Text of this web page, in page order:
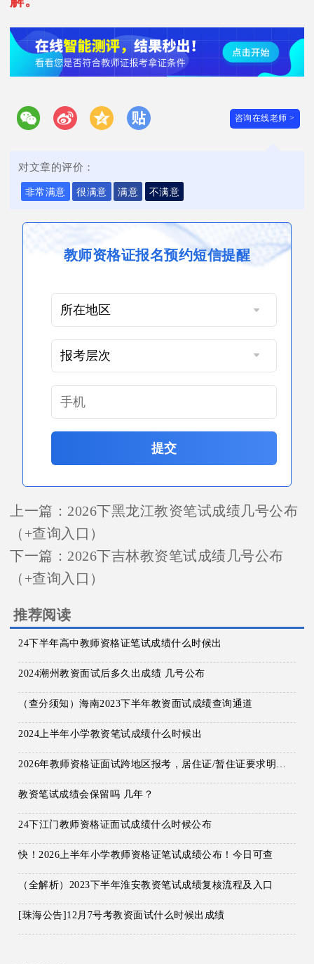
咨询在线老师 >
对文章的评价：
非常满意 很满意 满意 不满意
教师资格证报名预约短信提醒
提交
上一篇： 2026下黑龙江教资笔试成绩几号公布
（+查询入口）
下一篇： 2026下吉林教资笔试成绩几号公布
（+查询入口）
推荐阅读
24下半年高中教师资格证笔试成绩什么时候出
2024潮州教资面试后多久出成绩 几号公布
（查分须知）海南2023下半年教资面试成绩查询通道
2024上半年小学教资笔试成绩什么时候出
教资笔试成绩会保留吗 几年？
24下江门教师资格证面试成绩什么时候公布
快！2026上半年小学教师资格证笔试成绩公布！今日可查
（全解析）2023下半年淮安教资笔试成绩复核流程及入口
[珠海公告]12月7号考教资面试什么时候出成绩